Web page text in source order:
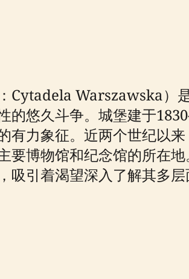
Cytadela Warszawska）
的悠久斗争。城堡建于
有力象征。近两个世纪以
要博物馆和纪念馆的所在
吸引着渴望深入了解其多